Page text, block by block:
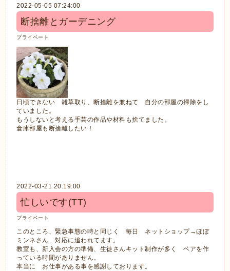
2022-05-05 07:24:00
断捨離とガーデニング
プライベート
日頃できない 雑草取り、断捨離を兼ねて 自分の部屋の掃除をし
ていました。
もうしないと考える手芸の作品や材料も捨てました。
倉庫部屋も断捨離したい！
2022-03-21 20:19:00
忙しいです(TT)
プライベート
このところ、緊急事態の時と同じく 毎日 ネットショップ→ほぼ
ミンネさん 対応に追われてます。
教室も、新入会の方の準備、生徒さんキット制作が多く ベアを作
っている時間がありません。
本当に お仕事がある事を感謝しております。